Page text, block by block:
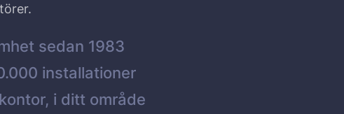
sedan 1983
installationer
i ditt område